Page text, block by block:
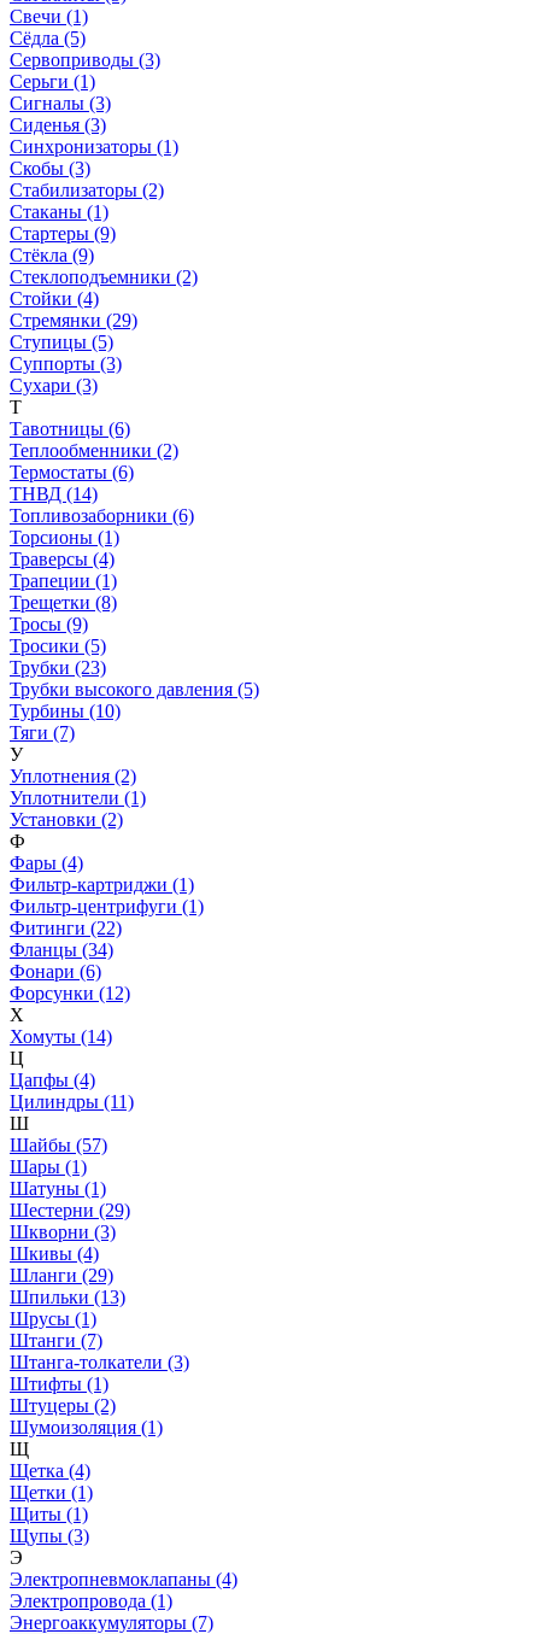
Свечи (1)
Сёдла (5)
Сервоприводы (3)
Серьги (1)
Сигналы (3)
Сиденья (3)
Синхронизаторы (1)
Скобы (3)
Стабилизаторы (2)
Стаканы (1)
Стартеры (9)
Стёкла (9)
Стеклоподъемники (2)
Стойки (4)
Стремянки (29)
Ступицы (5)
Суппорты (3)
Сухари (3)
Т
Тавотницы (6)
Теплообменники (2)
Термостаты (6)
ТНВД (14)
Топливозаборники (6)
Торсионы (1)
Траверсы (4)
Трапеции (1)
Трещетки (8)
Тросы (9)
Тросики (5)
Трубки (23)
Трубки высокого давления (5)
Турбины (10)
Тяги (7)
У
Уплотнения (2)
Уплотнители (1)
Установки (2)
Ф
Фары (4)
Фильтр-картриджи (1)
Фильтр-центрифуги (1)
Фитинги (22)
Фланцы (34)
Фонари (6)
Форсунки (12)
Х
Хомуты (14)
Ц
Цапфы (4)
Цилиндры (11)
Ш
Шайбы (57)
Шары (1)
Шатуны (1)
Шестерни (29)
Шкворни (3)
Шкивы (4)
Шланги (29)
Шпильки (13)
Шрусы (1)
Штанги (7)
Штанга-толкатели (3)
Штифты (1)
Штуцеры (2)
Шумоизоляция (1)
Щ
Щетка (4)
Щетки (1)
Щиты (1)
Щупы (3)
Э
Электропневмоклапаны (4)
Электропровода (1)
Энергоаккумуляторы (7)